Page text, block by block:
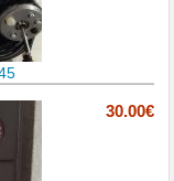
30.00€